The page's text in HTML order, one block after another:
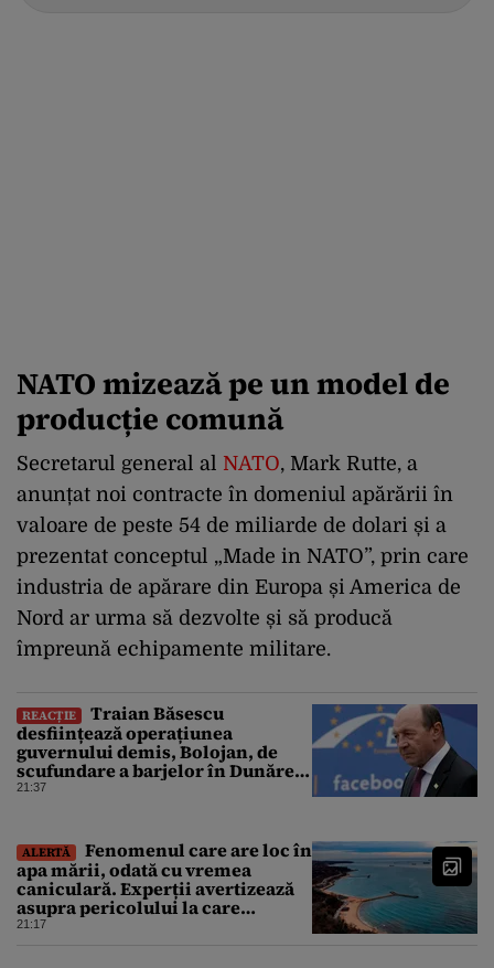
NATO mizează pe un model de
producție comună
Secretarul general al NATO, Mark Rutte, a
anunțat noi contracte în domeniul apărării în
valoare de peste 54 de miliarde de dolari și a
prezentat conceptul „Made in NATO”, prin care
industria de apărare din Europa și America de
Nord ar urma să dezvolte și să producă
împreună echipamente militare.
REACȚIE
Traian Băsescu
desființează operațiunea
guvernului demis, Bolojan, de
scufundare a barjelor în Dunăre:
„Este o improvizație”
21:37
ALERTĂ
Fenomenul care are loc în
apa mării, odată cu vremea
caniculară. Experții avertizează
asupra pericolului la care
oamenii pot fi expuși
21:17